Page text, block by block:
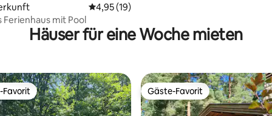
Durchschnittliche Bewertung: 4,95 von 5,
4,95 (19)
Ferienhaus mit Pool
Häuser für eine Woche mieten
Gäste-Favorit.
Favorit Gäste-Favorit
Gäste-Favorit